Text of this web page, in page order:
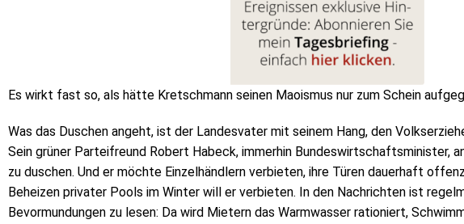
Es wirkt fast so, als hätte Kretschmann seinen Maoismus nur zum Schein
Was das Duschen angeht, ist der Landesvater mit seinem Hang, den
Sein grüner Parteifreund Robert Habeck, immerhin Bundeswirtschaftsminister,
zu duschen. Und er möchte Einzelhändlern verbieten, ihre Türen dauerhaft
Beheizen privater Pools im Winter will er verbieten. In den Nachrichten ist
Bevormundungen zu lesen: Da wird Mietern das Warmwasser rationiert,